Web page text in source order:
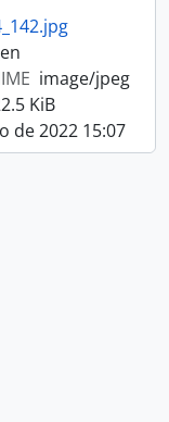
image/jpeg
KiB
de 2022 15:07